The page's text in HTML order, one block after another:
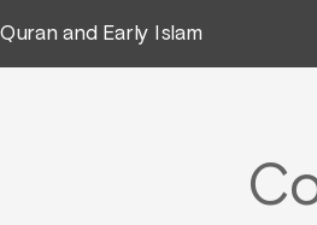
Quran and Early Islam